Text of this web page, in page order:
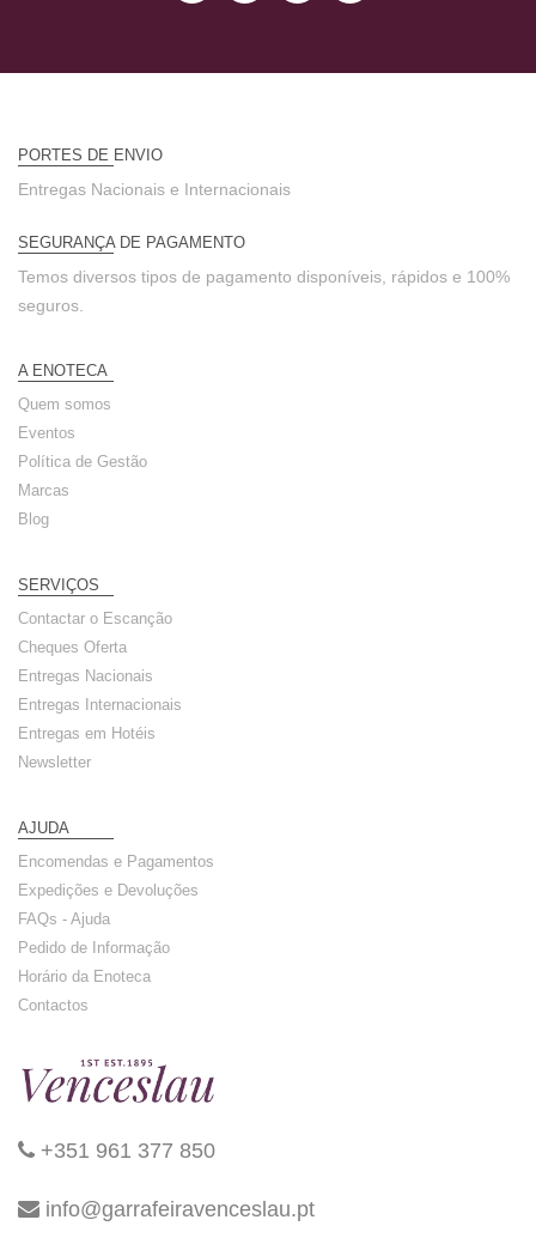
PORTES DE ENVIO
Entregas Nacionais e Internacionais
SEGURANÇA DE PAGAMENTO
Temos diversos tipos de pagamento disponíveis, rápidos e 100%
seguros.
A ENOTECA
Quem somos
Eventos
Política de Gestão
Marcas
Blog
SERVIÇOS
Contactar o Escanção
Cheques Oferta
Entregas Nacionais
Entregas Internacionais
Entregas em Hotéis
Newsletter
AJUDA
Encomendas e Pagamentos
Expedições e Devoluções
FAQs - Ajuda
Pedido de Informação
Horário da Enoteca
Contactos
+351 961 377 850
info@garrafeiravenceslau.pt